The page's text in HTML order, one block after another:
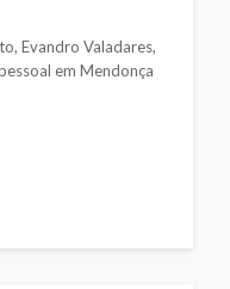
Evandro Valadares,
em Mendonça